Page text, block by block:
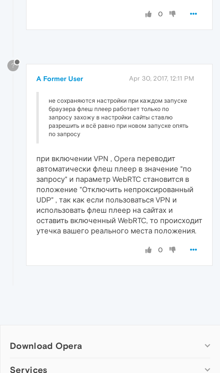
0
?
A Former User Apr 30, 2017, 12:11 PM
не сохраняются настройки при каждом запуске
браузера флеш плеер работает только по
запросу захожу в настройки сайты ставлю
разрешить и всё равно при новом запуске опять
по запросу
при включении VPN , Opera переводит
автоматически флеш плеер в значение "по
запросу" и параметр WebRTC становится в
положение "Отключить непроксированный
UDP" , так как если пользоваться VPN и
использовать флеш плеер на сайтах и
оставить включенный WebRTC, то происходит
утечка вашего реального места положения.
0
Download Opera
Computer browsers
Services